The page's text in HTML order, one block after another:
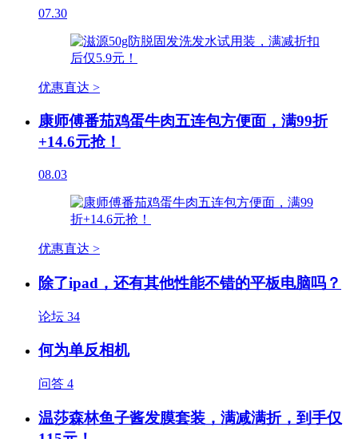
07.30
优惠直达 >
康师傅番茄鸡蛋牛肉五连包方便面，满99折
+14.6元抢！
08.03
优惠直达 >
除了ipad，还有其他性能不错的平板电脑吗？
论坛 34
何为单反相机
问答 4
温莎森林鱼子酱发膜套装，满减满折，到手仅